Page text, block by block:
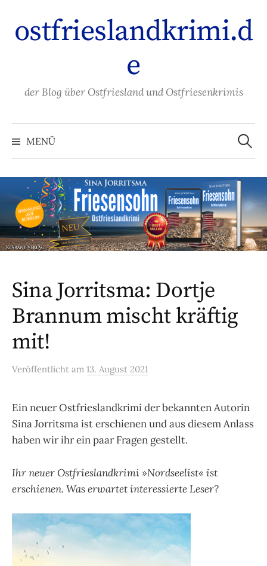
Inhalt
überspringen
ostfrieslandkrimi.d
e
der Blog über Ostfriesland und Ostfriesenkrimis
MENÜ
Suchen
nach:
Sina Jorritsma: Dortje
Brannum mischt kräftig
mit!
Veröffentlicht am 13. August 2021
Ein neuer Ostfrieslandkrimi der bekannten Autorin
Sina Jorritsma ist erschienen und aus diesem Anlass
haben wir ihr ein paar Fragen gestellt.
Ihr neuer Ostfrieslandkrimi »Nordseelist« ist
erschienen. Was erwartet interessierte Leser?